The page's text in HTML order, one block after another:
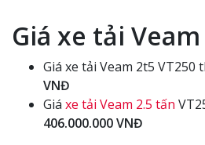
Giá xe tải Veam
Giá xe tải Veam 2t5 VT250
VNĐ
Giá xe tải Veam 2.5 tấn
406.000.000 VNĐ